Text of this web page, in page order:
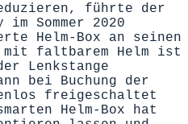
führte der
Sommer 2020
Helm-Box an seinen
faltbarem Helm ist
Lenkstange
bei Buchung der
freigeschaltet
Helm-Box hat